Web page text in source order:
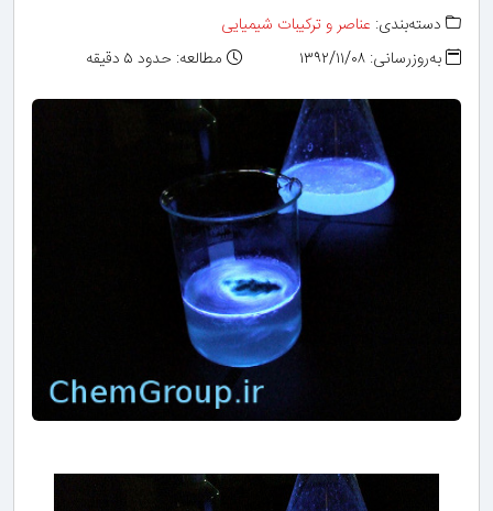
دسته‌بندی: عناصر و ترکیبات شیمیایی
به‌روزرسانی: ۱۳۹۲/۱۱/۰۸
مطالعه: حدود ۵ دقیقه